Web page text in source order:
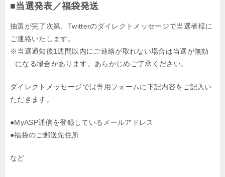
■当選発表／福袋発送
抽選が完了次第、Twitterのダイレクトメッセージで当選者様に
ご連絡いたします。
※当選通知後1週間以内にご連絡が取れない場合は当選が無効
になる場合があります。 あらかじめご了承ください。
ダイレクトメッセージでは専用フォームに下記内容をご記入い
ただきます。
●MyASP通信を登録しているメールアドレス
●福袋のご郵送先住所
など